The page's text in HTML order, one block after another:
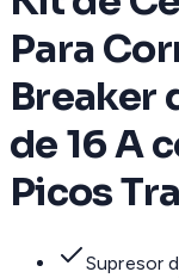
Para
Breaker
de 16 A
Picos
Supresor